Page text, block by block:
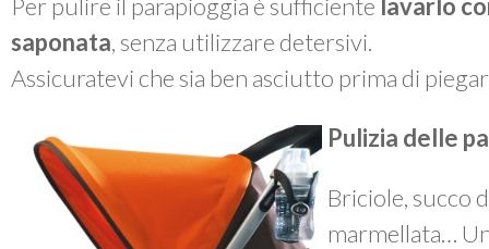
saponata, senza utilizzare detersivi.
Assicuratevi che sia ben asciutto prima di
Pulizia delle
Briciole, succo
marmellata…